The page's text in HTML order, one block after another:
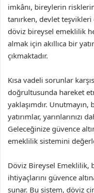
imkânı, bireylerin
tanırken, devlet
döviz bireysel emeklilik
almak için akıllıca bir
çıkmaktadır.
Kısa vadeli sorunlar
doğrultusunda hareket
yaklaşımdır. Unutmayın,
yatırımlar, yarınlarınızı
Geleceğinize güvence
emeklilik sistemini
Döviz Bireysel Emeklilik,
ihtiyaçlarını güvence
sunar. Bu sistem, döviz